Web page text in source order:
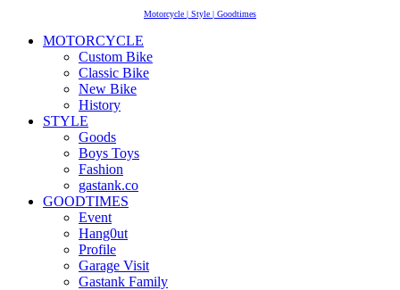
Motorcycle | Style | Goodtimes
MOTORCYCLE
Custom Bike
Classic Bike
New Bike
History
STYLE
Goods
Boys Toys
Fashion
gastank.co
GOODTIMES
Event
Hang0ut
Profile
Garage Visit
Gastank Family